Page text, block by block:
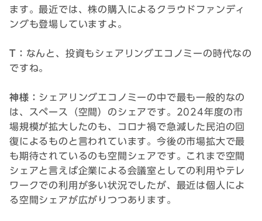
ます。最近では、株の購入によるクラウドファンディ
ングも登場していますよ。
T： なんと、投資もシェアリングエコノミーの時代なの
ですね。
神様： シェアリングエコノミーの中で最も一般的なの
は、スペース（空間）のシェアです。2024年度の市
場規模が拡大したのも、コロナ禍で急減した民泊の回
復によるものと言われています。今後の市場拡大で最
も期待されているのも空間シェアです。これまで空間
シェアと言えば企業による会議室としての利用やテレ
ワークでの利用が多い状況でしたが、最近は個人によ
る空間シェアが広がりつつあります。